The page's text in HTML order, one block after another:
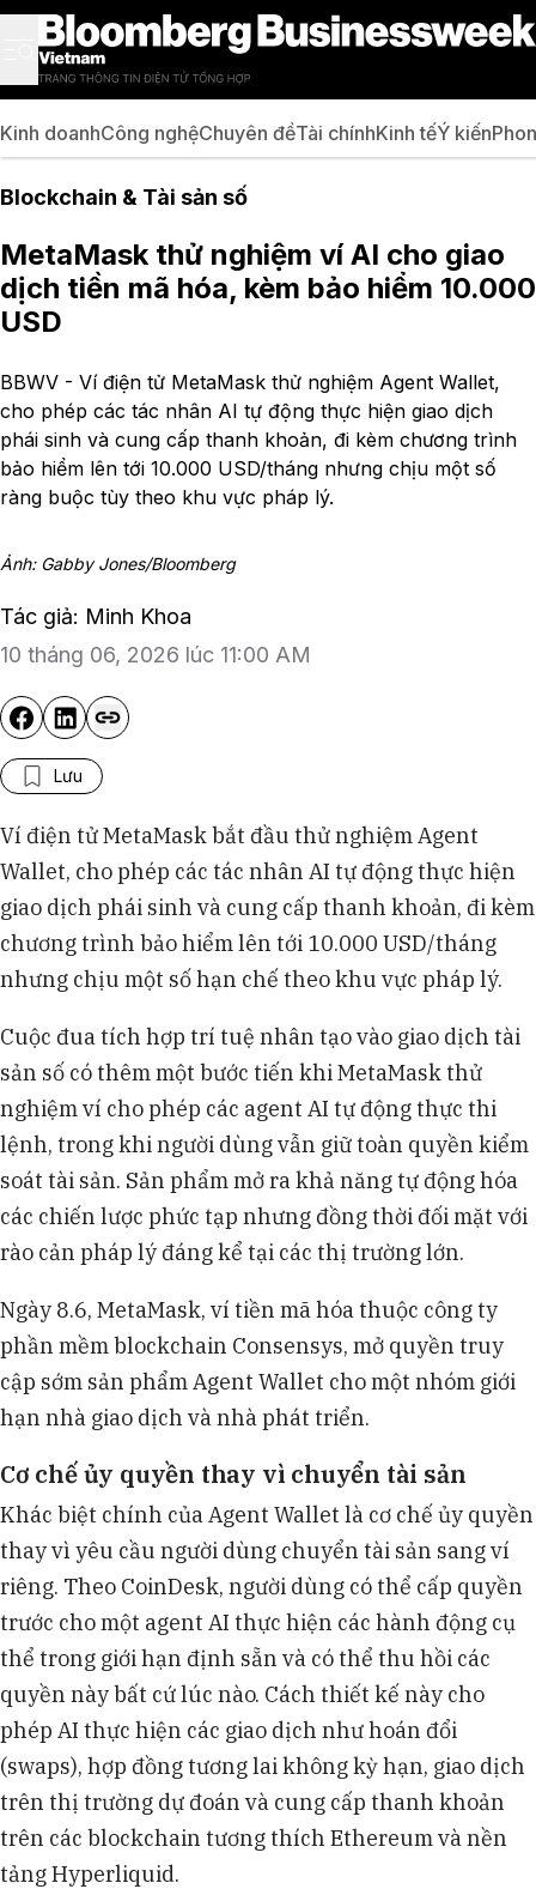
Kinh doanhCông nghệChuyên đềTài chínhKinh tếÝ kiến
Blockchain & Tài sản số
MetaMask thử nghiệm ví AI cho giao
dịch tiền mã hóa, kèm bảo hiểm 10.000
USD
BBWV - Ví điện tử MetaMask thử nghiệm Agent Wallet,
cho phép các tác nhân AI tự động thực hiện giao dịch
phái sinh và cung cấp thanh khoản, đi kèm chương trình
bảo hiểm lên tới 10.000 USD/tháng nhưng chịu một số
ràng buộc tùy theo khu vực pháp lý.
Ảnh: Gabby Jones/Bloomberg
Tác giả: Minh Khoa
10 tháng 06, 2026 lúc 11:00 AM
Lưu
Ví điện tử MetaMask bắt đầu thử nghiệm Agent
Wallet, cho phép các tác nhân AI tự động thực hiện
giao dịch phái sinh và cung cấp thanh khoản, đi kèm
chương trình bảo hiểm lên tới 10.000 USD/tháng
nhưng chịu một số hạn chế theo khu vực pháp lý.
Cuộc đua tích hợp trí tuệ nhân tạo vào giao dịch tài
sản số có thêm một bước tiến khi MetaMask thử
nghiệm ví cho phép các agent AI tự động thực thi
lệnh, trong khi người dùng vẫn giữ toàn quyền kiểm
soát tài sản. Sản phẩm mở ra khả năng tự động hóa
các chiến lược phức tạp nhưng đồng thời đối mặt với
rào cản pháp lý đáng kể tại các thị trường lớn.
Ngày 8.6, MetaMask, ví tiền mã hóa thuộc công ty
phần mềm blockchain Consensys, mở quyền truy
cập sớm sản phẩm Agent Wallet cho một nhóm giới
hạn nhà giao dịch và nhà phát triển.
Cơ chế ủy quyền thay vì chuyển tài sản
Khác biệt chính của Agent Wallet là cơ chế ủy quyền
thay vì yêu cầu người dùng chuyển tài sản sang ví
riêng. Theo CoinDesk, người dùng có thể cấp quyền
trước cho một agent AI thực hiện các hành động cụ
thể trong giới hạn định sẵn và có thể thu hồi các
quyền này bất cứ lúc nào. Cách thiết kế này cho
phép AI thực hiện các giao dịch như hoán đổi
(swaps), hợp đồng tương lai không kỳ hạn, giao dịch
trên thị trường dự đoán và cung cấp thanh khoản
trên các blockchain tương thích Ethereum và nền
tảng Hyperliquid.